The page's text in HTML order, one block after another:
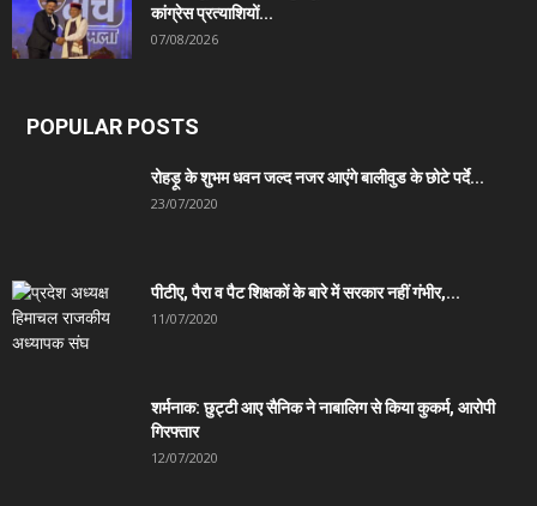
कांग्रेस प्रत्याशियों...
07/08/2026
POPULAR POSTS
रोहड़ू के शुभम धवन जल्द नजर आएंगे बालीवुड के छोटे पर्दे...
23/07/2020
पीटीए, पैरा व पैट शिक्षकों के बारे में सरकार नहीं गंभीर,...
11/07/2020
शर्मनाक: छुट्टी आए सैनिक ने नाबालिग से किया कुकर्म, आरोपी
गिरफ्तार
12/07/2020